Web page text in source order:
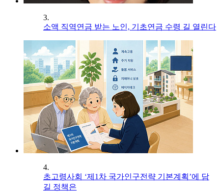
3.
소액 직역연금 받는 노인, 기초연금 수령 길 열린다
4.
초고령사회 ‘제1차 국가인구전략 기본계획’에 담
길 정책은